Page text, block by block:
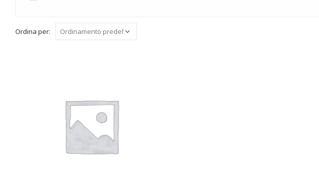
HALLOWEEN (0)
NOVITA'(0)
PERSONALIZZABILE
PRONTA CONSEGNA
Ordina per: